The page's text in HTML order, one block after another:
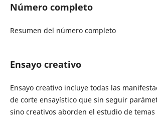
Número completo
Resumen del número completo
Ensayo creativo
Ensayo creativo incluye todas las
de corte ensayístico que sin seguir
sino creativos aborden el estudio de